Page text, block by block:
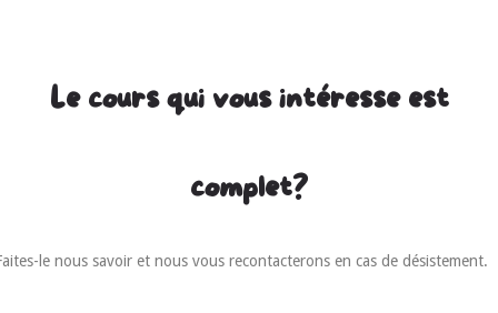
Le cours qui vous intéresse est
complet?
le nous savoir et nous vous recontacterons en cas de désistement.